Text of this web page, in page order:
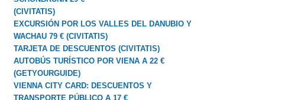
(CIVITATIS)
EXCURSIÓN POR LOS VALLES DEL DANUBIO Y
WACHAU 79 € (CIVITATIS)
TARJETA DE DESCUENTOS (CIVITATIS)
AUTOBÚS TURÍSTICO POR VIENA A 22 €
(GETYOURGUIDE)
VIENNA CITY CARD: DESCUENTOS Y
TRANSPORTE PÚBLICO A 17 €